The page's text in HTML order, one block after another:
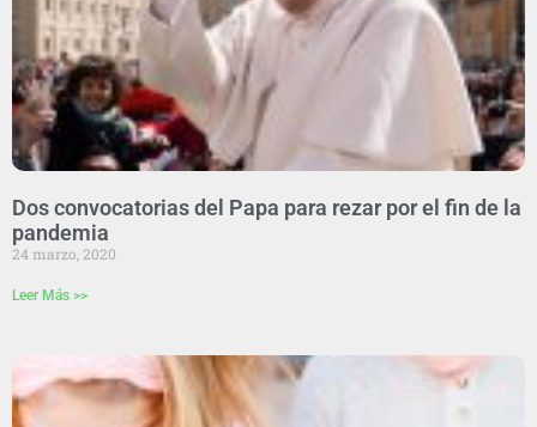
Dos convocatorias del Papa para rezar por el fin de la
pandemia
24 marzo, 2020
Leer Más >>